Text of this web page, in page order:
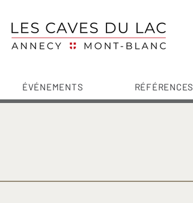
ÉVÉNEMENTS RÉFÉRENCES